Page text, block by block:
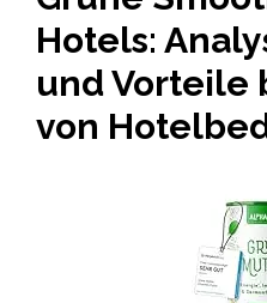
Hotels:
und Vorteile
von